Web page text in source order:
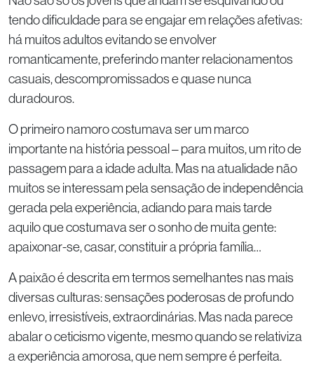
tendo dificuldade para se engajar em relações afetivas:
há muitos adultos evitando se envolver
romanticamente, preferindo manter relacionamentos
casuais, descompromissados e quase nunca
duradouros.
O primeiro namoro costumava ser um marco
importante na história pessoal – para muitos, um rito de
passagem para a idade adulta. Mas na atualidade não
muitos se interessam pela sensação de independência
gerada pela experiência, adiando para mais tarde
aquilo que costumava ser o sonho de muita gente:
apaixonar-se, casar, constituir a própria família…
A paixão é descrita em termos semelhantes nas mais
diversas culturas: sensações poderosas de profundo
enlevo, irresistíveis, extraordinárias. Mas nada parece
abalar o ceticismo vigente, mesmo quando se relativiza
a experiência amorosa, que nem sempre é perfeita.